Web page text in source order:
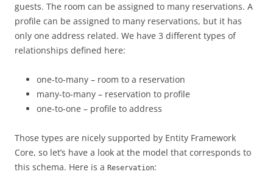
guests. The room can be assigned to many reservations. A
profile can be assigned to many reservations, but it has
only one address related. We have 3 different types of
relationships defined here:
one-to-many – room to a reservation
many-to-many – reservation to profile
one-to-one – profile to address
Those types are nicely supported by Entity Framework
Core, so let’s have a look at the model that corresponds to
this schema. Here is a Reservation: